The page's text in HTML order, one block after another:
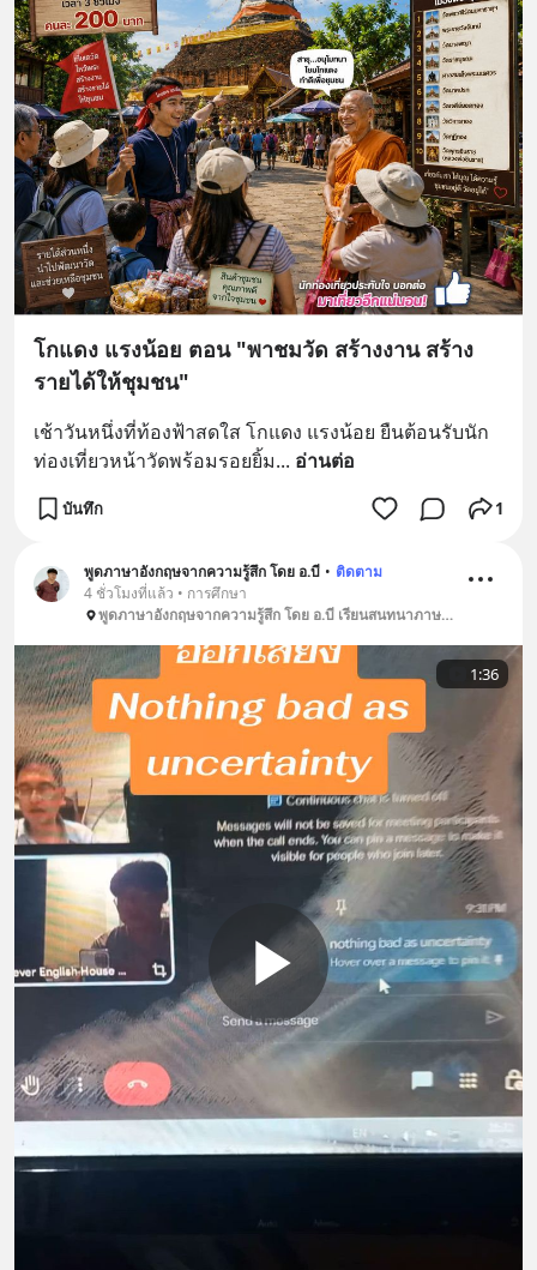
โกแดง แรงน้อย ตอน "พาชมวัด สร้างงาน สร้าง
รายได้ให้ชุมชน"
เช้าวันหนึ่งที่ท้องฟ้าสดใส โกแดง แรงน้อย ยืนต้อนรับนัก
ท่องเที่ยวหน้าวัดพร้อมรอยยิ้ม... อ่านต่อ
บันทึก 1
พูดภาษาอังกฤษจากความรู้สึก โดย อ.บี • ติดตาม
4 ชั่วโมงที่แล้ว • การศึกษา
พูดภาษาอังกฤษจากความรู้สึก โดย อ.บี เรียนสนทนาภาษาอังกฤษ บางแสน ศรีราชา ชลบุรี
1:36